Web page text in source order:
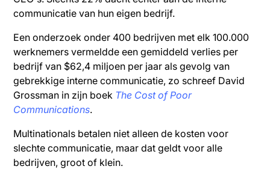
communicatie van hun eigen bedrijf.
Een onderzoek onder 400 bedrijven met elk 100.000
werknemers vermeldde een gemiddeld verlies per
bedrijf van $62,4 miljoen per jaar als gevolg van
gebrekkige interne communicatie, zo schreef David
Grossman in zijn boek The Cost of Poor
Communications.
Multinationals betalen niet alleen de kosten voor
slechte communicatie, maar dat geldt voor alle
bedrijven, groot of klein.